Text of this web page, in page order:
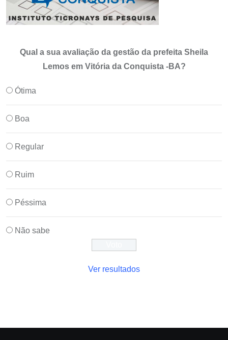
Qual a sua avaliação da gestão da prefeita Sheila
Lemos em Vitória da Conquista -BA?
Ótima
Boa
Regular
Ruim
Péssima
Não sabe
Ver resultados